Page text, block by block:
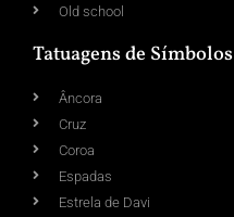
Old school
Tatuagens de Símbolos
Âncora
Cruz
Coroa
Espadas
Estrela de Davi